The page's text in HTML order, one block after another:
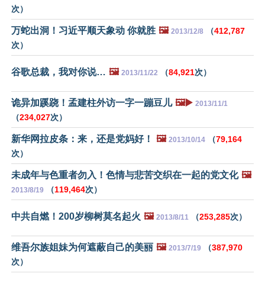
次）
万蛇出洞！习近平顺天象动 你就胜 🖼️ 2013/12/8 （412,787
次）
谷歌总裁，我对你说… 🖼️ 2013/11/22 （84,921次）
诡异加蹊跷！孟建柱外访一字一蹦豆儿 🖼️▶️ 2013/11/1
（234,027次）
新华网拉皮条：来，还是党妈好！ 🖼️ 2013/10/14 （79,164
次）
未成年与色重者勿入！色情与悲苦交织在一起的党文化 🖼️
2013/8/19 （119,464次）
中共自燃！200岁柳树莫名起火 🖼️ 2013/8/11 （253,285次）
维吾尔族姐妹为何遮蔽自己的美丽 🖼️ 2013/7/19 （387,970
次）